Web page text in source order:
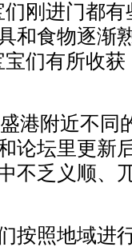
刚进门都
和食物逐渐
们有所收
附近不同
论坛里更新
不乏义顺、
照地域进